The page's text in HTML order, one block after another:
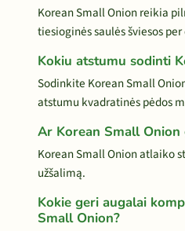
Korean Small Onion reikia
tiesioginės saulės šviesos
Kokiu atstumu sodinti
Sodinkite Korean Small
atstumu kvadratinės pėdos
Ar Korean Small
Korean Small Onion atlaiko
užšalimą.
Kokie geri augalai
Small Onion?